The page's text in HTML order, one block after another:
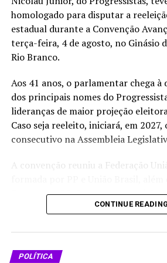
homologado para disputar a
estadual durante a Convenção
terça-feira, 4 de agosto, no Ginásio
Rio Branco.
Aos 41 anos, o parlamentar chega à
dos principais nomes do
lideranças de maior projeção
Caso seja reeleito, iniciará, em
consecutivo na Assembleia
A convenção reuniu a Federação
Democrata 35. O encontro também
candidaturas da governadora Mailza
Márcio Bittar ao Senado, além das
federal e estadual.
CONTINUE READING
POLÍTICA